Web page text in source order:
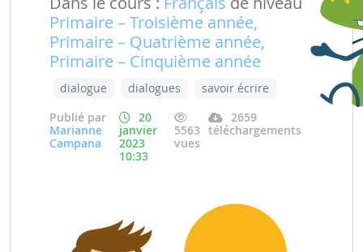
Primaire – Troisième année,
Primaire – Quatrième année,
Primaire – Cinquième année
dialogue dialogues
savoir écrire
Publié par
Marianne
Campana
20
janvier
2023
10:33
5563
vues
2659
téléchargements